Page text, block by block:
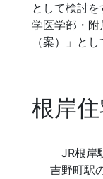
として検討
学医学部・
（案）」と
根岸
JR根岸
吉野町駅